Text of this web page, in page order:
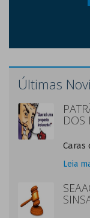
Últimas
DOS
Caras
Leia